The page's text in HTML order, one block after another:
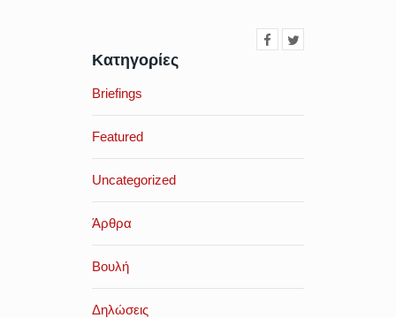
Κατηγορίες
Briefings
Featured
Uncategorized
Άρθρα
Βουλή
Δηλώσεις